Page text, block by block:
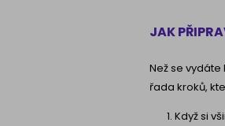
JAK
Než se vydáte
řada kroků,
Když si